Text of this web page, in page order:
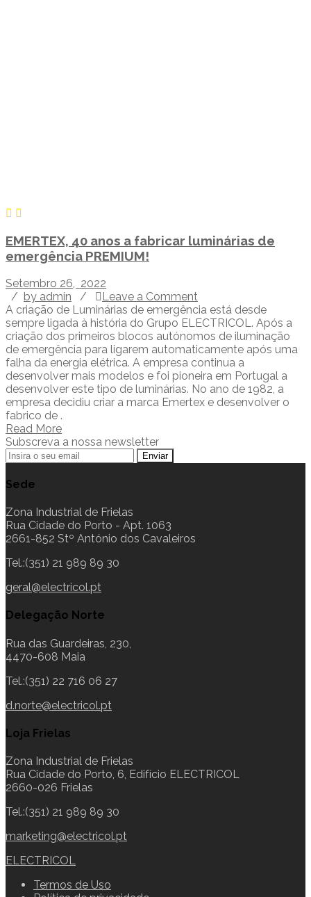
EMERTEX, 40 anos a fabricar luminárias de
emergência PREMIUM!
Setembro 26, 2022
/ by admin /
Leave a Comment
A criação de Luminárias de emergência está desde
sempre ligada à história do Grupo ELECTRICOL. Após a
criação dos primeiros blocos autónomos de iluminação
de emergência para ligarem automaticamente após uma
falha da energia elétrica. A empresa continua a
desenvolver mais modelos e foi pioneira em Portugal a
desenvolver este tipo de luminárias. No ano de 1982, a
empresa decidiu criar a marca Emertex e desenvolver o
fabrico de .
Read More
Subscreva a nossa newsletter
Sede
Zona Industrial de Frielas
Rua Cidade do Porto - Apt. 1063
2661-852 Stº António dos Cavaleiros
Tel.:(351) 21 989 89 30
geral@electricol.pt
Delegação Norte
Rua das Guardeiras, 230,
4470-608 Maia
Tel.:(351) 22 716 06 27
d.norte@electricol.pt
Loja Frielas
Zona Industrial de Frielas
Rua Cidade do Porto, 6, Edifício ELECTRICOL
2660-026 Frielas
Tel.:(351) 21 989 89 30
marketing@electricol.pt
ELECTRICOL
Termos de Uso